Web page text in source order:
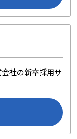
社の新卒採用サ